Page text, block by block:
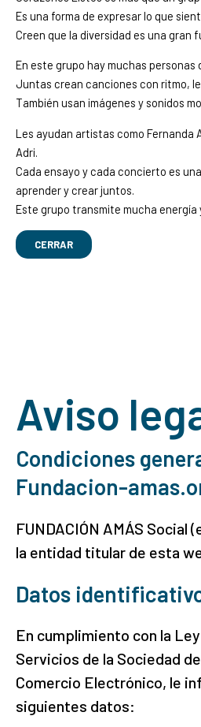
Es una forma de expresar lo que
Creen que la diversidad es una gran
En este grupo hay muchas personas
Juntas crean canciones con ritmo,
También usan imágenes y sonidos
Les ayudan artistas como Fernanda
Adri.
Cada ensayo y cada concierto es
aprender y crear juntos.
Este grupo transmite mucha energía
CERRAR
Aviso
Condiciones
Fundacion-
FUNDACIÓN AMÁS Social
la entidad titular de esta
Datos
En cumplimiento con la
Servicios de la Sociedad
Comercio Electrónico, le
siguientes datos: